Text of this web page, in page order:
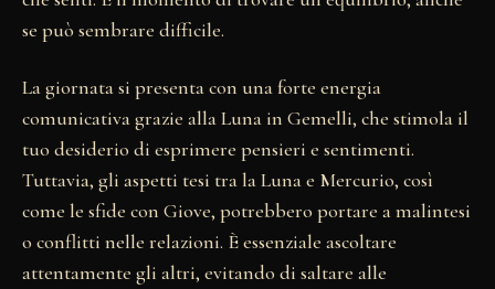
se può sembrare difficile.
La giornata si presenta con una forte energia
comunicativa grazie alla Luna in Gemelli, che stimola il
tuo desiderio di esprimere pensieri e sentimenti.
Tuttavia, gli aspetti tesi tra la Luna e Mercurio, così
come le sfide con Giove, potrebbero portare a malintesi
o conflitti nelle relazioni. È essenziale ascoltare
attentamente gli altri, evitando di saltare alle